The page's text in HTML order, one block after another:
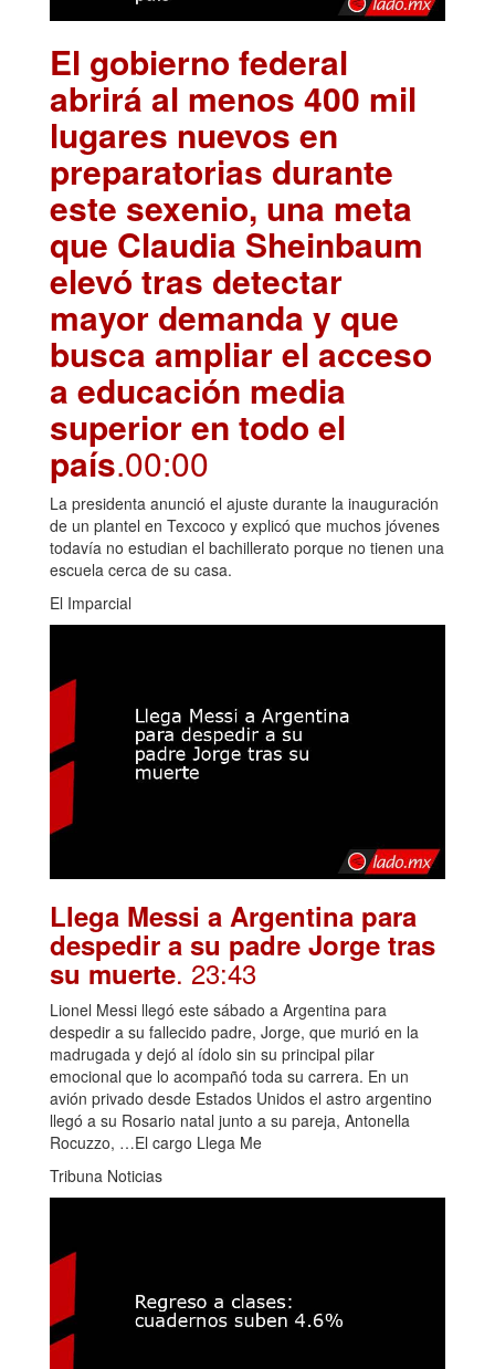
El gobierno federal
abrirá al menos 400 mil
lugares nuevos en
preparatorias durante
este sexenio, una meta
que Claudia Sheinbaum
elevó tras detectar
mayor demanda y que
busca ampliar el acceso
a educación media
superior en todo el
país.00:00
La presidenta anunció el ajuste durante la inauguración
de un plantel en Texcoco y explicó que muchos jóvenes
todavía no estudian el bachillerato porque no tienen una
escuela cerca de su casa.
El Imparcial
Llega Messi a Argentina para
despedir a su padre Jorge tras
su muerte. 23:43
Lionel Messi llegó este sábado a Argentina para
despedir a su fallecido padre, Jorge, que murió en la
madrugada y dejó al ídolo sin su principal pilar
emocional que lo acompañó toda su carrera. En un
avión privado desde Estados Unidos el astro argentino
llegó a su Rosario natal junto a su pareja, Antonella
Rocuzzo, …El cargo Llega Me
Tribuna Noticias